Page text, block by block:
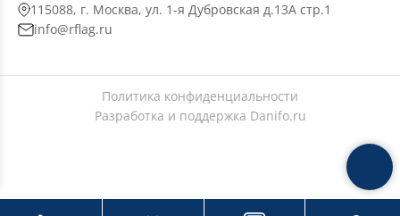
115088, г. Москва, ул. 1-я Дубровская д.13А стр.1
info@rflag.ru
Политика конфиденциальности
Разработка и поддержка Danifo.ru